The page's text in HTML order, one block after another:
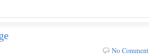
No Comment